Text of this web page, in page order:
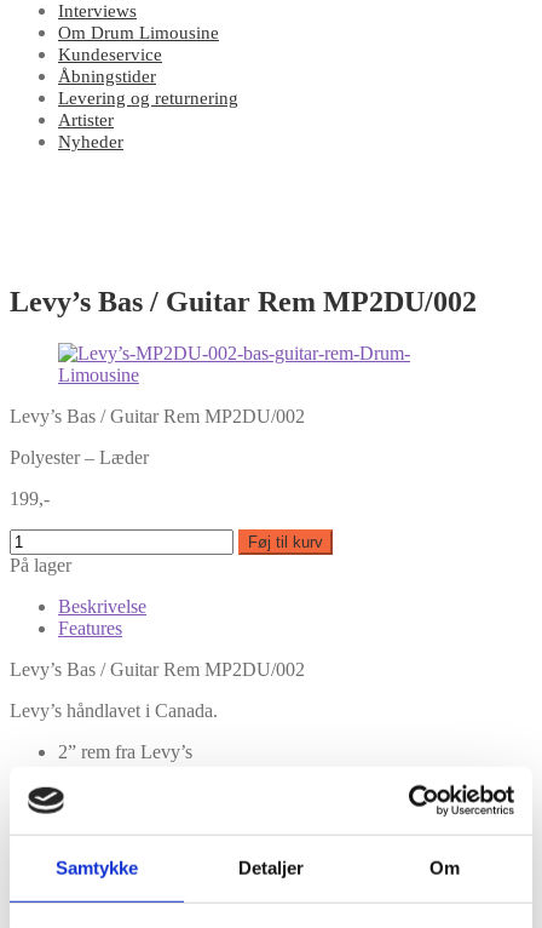
Samtykke Detaljer Om
Interviews
Om Drum Limousine
Kundeservice
Åbningstider
Levering og returnering
Artister
Nyheder
Levy’s Bas / Guitar Rem MP2DU/002
Levy’s Bas / Guitar Rem MP2DU/002
Polyester – Læder
199,-
Føj til kurv
På lager
Beskrivelse
Features
Levy’s Bas / Guitar Rem MP2DU/002
Levy’s håndlavet i Canada.
2” rem fra Levy’s
Kan justeres fra 89 til 152 cm i længden
Fra Down Under serien.
Features
Polyester – Læder